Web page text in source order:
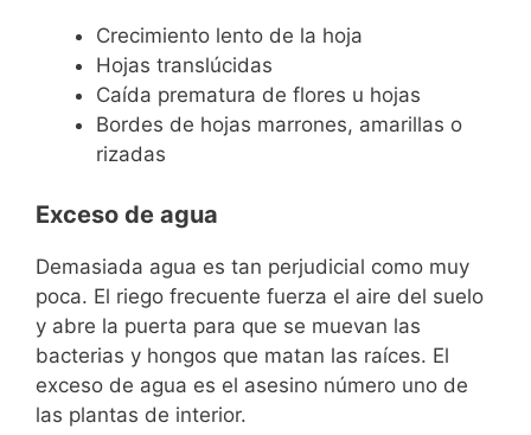
Crecimiento lento de la hoja
Hojas translúcidas
Caída prematura de flores u hojas
Bordes de hojas marrones, amarillas o
rizadas
Exceso de agua
Demasiada agua es tan perjudicial como muy
poca. El riego frecuente fuerza el aire del suelo
y abre la puerta para que se muevan las
bacterias y hongos que matan las raíces. El
exceso de agua es el asesino número uno de
las plantas de interior.